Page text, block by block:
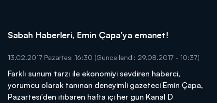
Sabah Haberleri, Emin Çapa'ya emanet!
13.02.2017 Pazartesi 16:30 (Güncellendi: 29.08.2017 - 10:37)
Farklı sunum tarzı ile ekonomiyi sevdiren haberci,
yorumcu olarak tanınan deneyimli gazeteci Emin Çapa,
Pazartesi'den itibaren hafta içi her gün Kanal D